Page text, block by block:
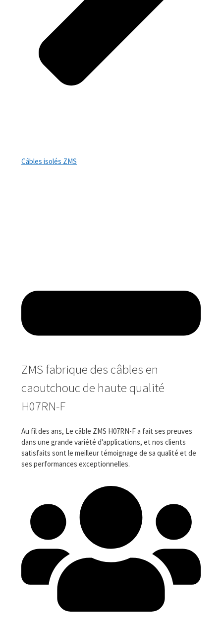
Câbles isolés ZMS
ZMS fabrique des câbles en
caoutchouc de haute qualité
H07RN-F
Au fil des ans, Le câble ZMS H07RN-F a fait ses preuves
dans une grande variété d'applications, et nos clients
satisfaits sont le meilleur témoignage de sa qualité et de
ses performances exceptionnelles.